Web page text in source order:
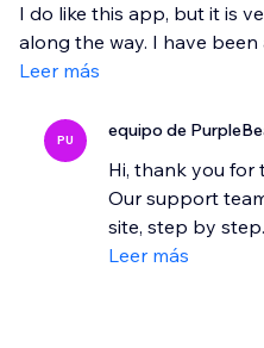
I do like this app, but it is
along the way. I have been
Leer más
PU equipo de
Hi, thank you for
Our support
site, step by
Leer más